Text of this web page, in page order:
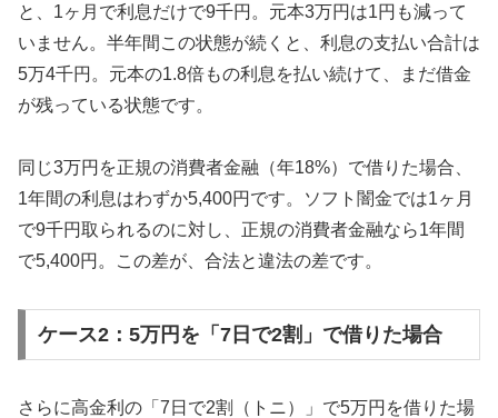
と、1ヶ月で利息だけで9千円。元本3万円は1円も減って
いません。半年間この状態が続くと、利息の支払い合計は
5万4千円。元本の1.8倍もの利息を払い続けて、まだ借金
が残っている状態です。
同じ3万円を正規の消費者金融（年18%）で借りた場合、
1年間の利息はわずか5,400円です。ソフト闇金では1ヶ月
で9千円取られるのに対し、正規の消費者金融なら1年間
で5,400円。この差が、合法と違法の差です。
ケース2：5万円を「7日で2割」で借りた場合
さらに高金利の「7日で2割（トニ）」で5万円を借りた場